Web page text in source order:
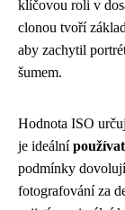
klíčovou roli v
clonou tvoří
aby zachytil
šumem.
Hodnota ISO
je ideální
podmínky
fotografování za